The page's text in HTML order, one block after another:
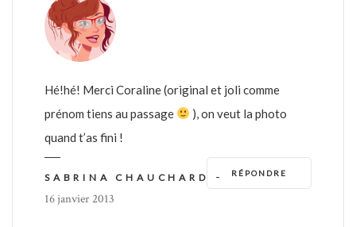
Hé!hé! Merci Coraline (original et joli comme
prénom tiens au passage
), on veut la photo
quand t’as fini !
RÉPONDRE
SABRINA CHAUCHARD -
16 janvier 2013